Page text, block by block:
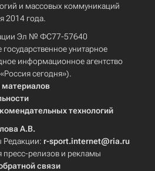
и массовых коммуникаций
2014 года.
Эл № ФС77-57640
унитарное
информационное агентство
сегодня»).
материалов
технологий
А.В.
Редакции: r-sport.internet@ria.ru
релизов и рекламы
связи